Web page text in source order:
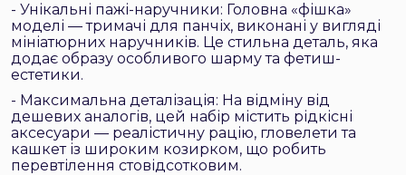
- Унікальні пажі-наручники: Головна «фішка»
моделі — тримачі для панчіх, виконані у вигляді
мініатюрних наручників. Це стильна деталь, яка
додає образу особливого шарму та фетиш-
естетики.
- Максимальна деталізація: На відміну від
дешевих аналогів, цей набір містить рідкісні
аксесуари — реалістичну рацію, гловелети та
кашкет із широким козирком, що робить
перевтілення стовідсотковим.